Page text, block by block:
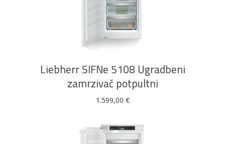
DODAJ U KOŠARICU
Liebherr SIFNe 5108 Ugradbeni
zamrzivač potpultni
1.599,00 €